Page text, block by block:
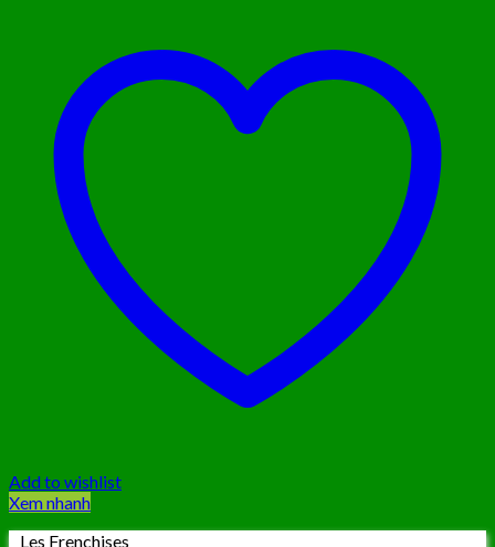
Add to wishlist
Xem nhanh
Les Frenchises